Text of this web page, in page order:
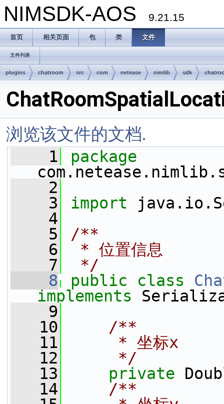
NIMSDK-AOS 9.21.15
首页 相关页面 包 类 文件
文件列表
plugins chatroom src com netease nimlib sdk
浏览该文件的文档.
    1
    2
    3
import
    4
    5
/**
    6
* 位置信息
    7
*/
    8
public class
implements
    9
   10
    /**
   11
     * 坐标x
   12
     */
   13
private
   14
    /**